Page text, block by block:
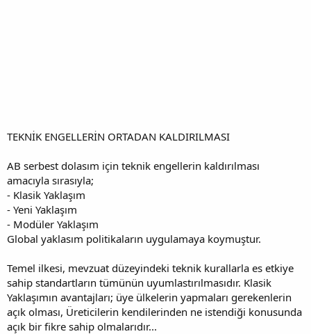
TEKNİK ENGELLERİN ORTADAN KALDIRILMASI
AB serbest dolasım için teknik engellerin kaldırılması
amacıyla sırasıyla;
- Klasik Yaklaşım
- Yeni Yaklaşım
- Modüler Yaklaşım
Global yaklasım politikaların uygulamaya koymuştur.
Temel ilkesi, mevzuat düzeyindeki teknik kurallarla es etkiye
sahip standartların tümünün uyumlastırılmasıdır. Klasik
Yaklaşımın avantajları; üye ülkelerin yapmaları gerekenlerin
açık olması, Üreticilerin kendilerinden ne istendiği konusunda
açık bir fikre sahip olmalarıdır...